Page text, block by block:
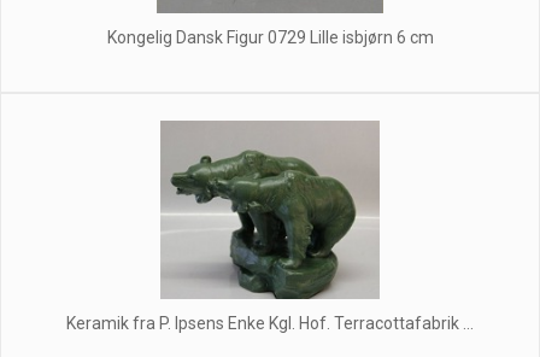
Kongelig Dansk Figur 0729 Lille isbjørn 6 cm
Keramik fra P. Ipsens Enke Kgl. Hof. Terracottafabrik ...